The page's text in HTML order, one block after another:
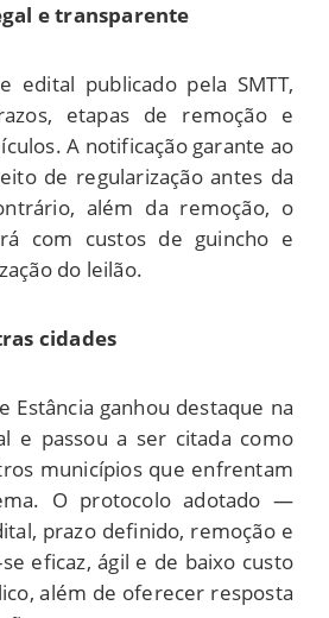
e transparente
edital publicado pela SMTT,
etapas de remoção e
A notificação garante ao
de regularização antes da
além da remoção, o
com custos de guincho e
do leilão.
cidades
Estância ganhou destaque na
e passou a ser citada como
municípios que enfrentam
O protocolo adotado —
prazo definido, remoção e
eficaz, ágil e de baixo custo
além de oferecer resposta